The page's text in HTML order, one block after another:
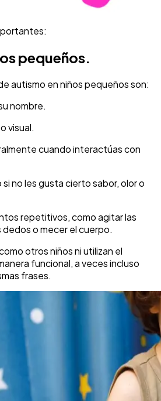
pequeños.
autismo en niños pequeños son:
nombre.
visual.
cuando interactúas con
si no les gusta cierto sabor, olor o
repetitivos, como agitar las
dedos o mecer el cuerpo.
otros niños ni utilizan el
funcional, a veces incluso
frases.